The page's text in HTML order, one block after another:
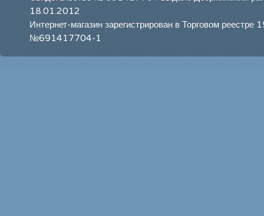
18.01.2012
Интернет-магазин зарегистрирован в Торговом
№691417704-1